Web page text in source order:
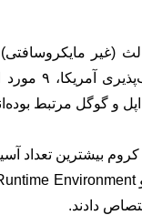
(غیر
هستند. در
بیشترین تعداد